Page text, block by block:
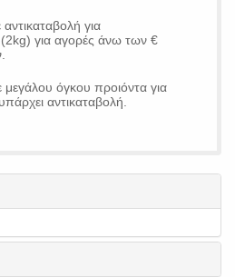
για
για αγορές άνω των €
όγκου προιόντα για
αντικαταβολή.